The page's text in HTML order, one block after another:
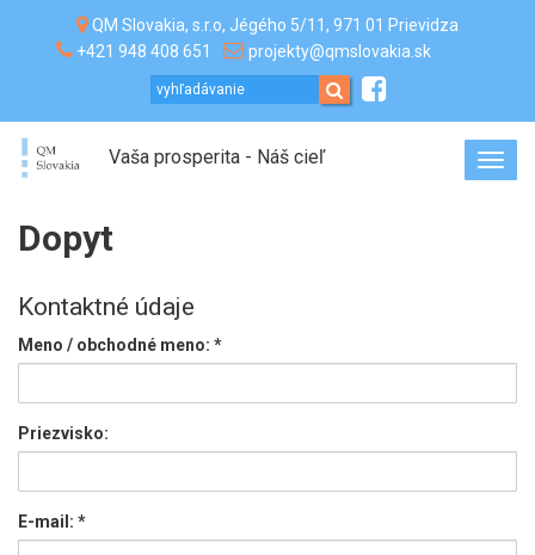
QM Slovakia, s.r.o, Jégého 5/11, 971 01 Prievidza
+421 948 408 651
projekty@qmslovakia.sk
Vaša prosperita - Náš cieľ
Dopyt
Kontaktné údaje
Meno / obchodné meno: *
Priezvisko:
E-mail: *